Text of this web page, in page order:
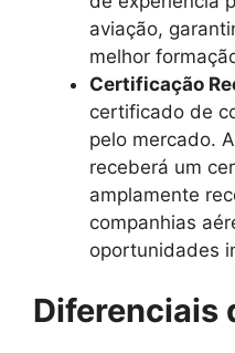
aviação,
melhor
Certificação
certificado de
pelo mercado.
receberá um
amplamente
companhias
oportunidades
Diferenciais